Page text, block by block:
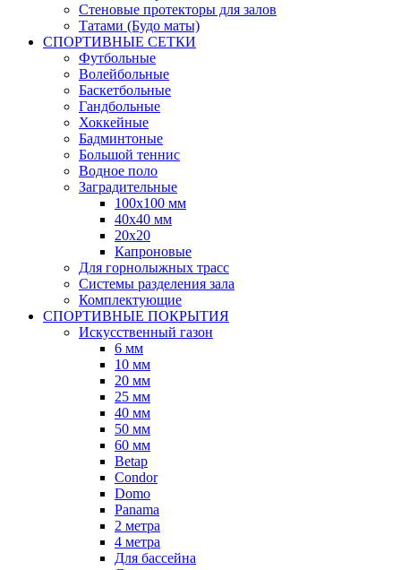
Стеновые протекторы для залов
Татами (Будо маты)
СПОРТИВНЫЕ СЕТКИ
Футбольные
Волейбольные
Баскетбольные
Гандбольные
Хоккейные
Бадминтоные
Большой теннис
Водное поло
Заградительные
100х100 мм
40х40 мм
20х20
Капроновые
Для горнолыжных трасс
Системы разделения зала
Комплектующие
СПОРТИВНЫЕ ПОКРЫТИЯ
Искусственный газон
6 мм
10 мм
20 мм
25 мм
40 мм
50 мм
60 мм
Betap
Condor
Domo
Panama
2 метра
4 метра
Для бассейна